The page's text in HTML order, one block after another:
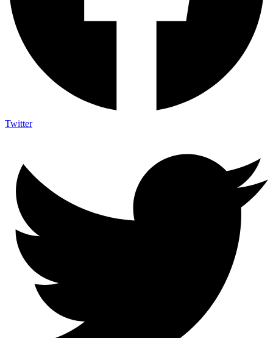
Twitter